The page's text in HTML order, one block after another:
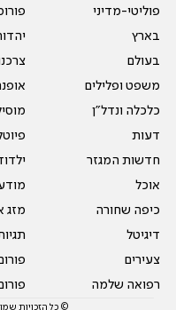
פוליטי-מדיני
בארץ
בעולם
משפט ופלילים
כלכלה ונדל"ן
דעות
חדשות המגזר
אוכל
כיפה שחורה
דיגיטל
צעירים
רפואה שלמה
מזג
© כל הזכויות